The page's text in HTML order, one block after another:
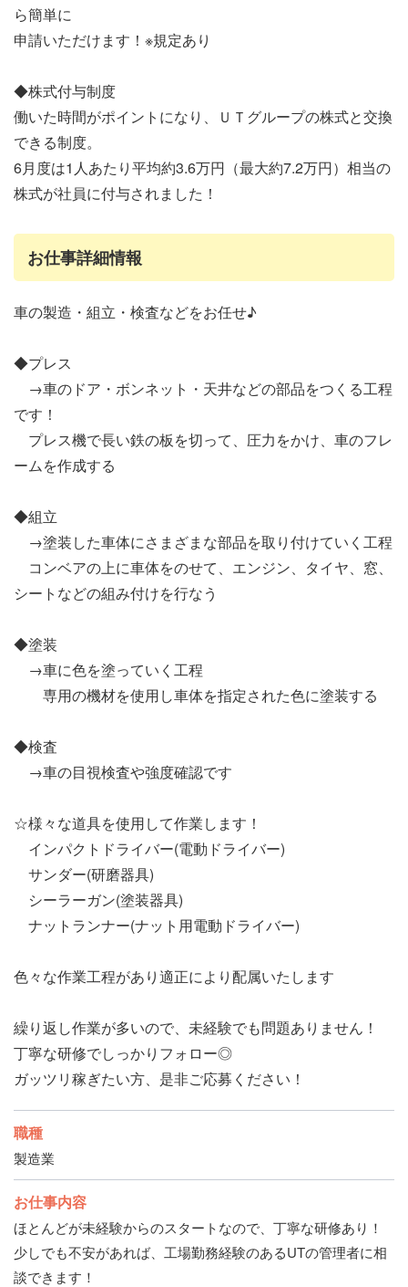
ら簡単に
申請いただけます！※規定あり
◆株式付与制度
働いた時間がポイントになり、ＵＴグループの株式と交換
できる制度。
6月度は1人あたり平均約3.6万円（最大約7.2万円）相当の
株式が社員に付与されました！
お仕事詳細情報
車の製造・組立・検査などをお任せ♪
◆プレス
→車のドア・ボンネット・天井などの部品をつくる工程
です！
プレス機で長い鉄の板を切って、圧力をかけ、車のフレ
ームを作成する
◆組立
→塗装した車体にさまざまな部品を取り付けていく工程
コンベアの上に車体をのせて、エンジン、タイヤ、窓、
シートなどの組み付けを行なう
◆塗装
→車に色を塗っていく工程
専用の機材を使用し車体を指定された色に塗装する
◆検査
→車の目視検査や強度確認です
☆様々な道具を使用して作業します！
インパクトドライバー(電動ドライバー)
サンダー(研磨器具)
シーラーガン(塗装器具)
ナットランナー(ナット用電動ドライバー)
色々な作業工程があり適正により配属いたします
繰り返し作業が多いので、未経験でも問題ありません！
丁寧な研修でしっかりフォロー◎
ガッツリ稼ぎたい方、是非ご応募ください！
職種
製造業
お仕事内容
ほとんどが未経験からのスタートなので、丁寧な研修あり！
少しでも不安があれば、工場勤務経験のあるUTの管理者に相
談できます！